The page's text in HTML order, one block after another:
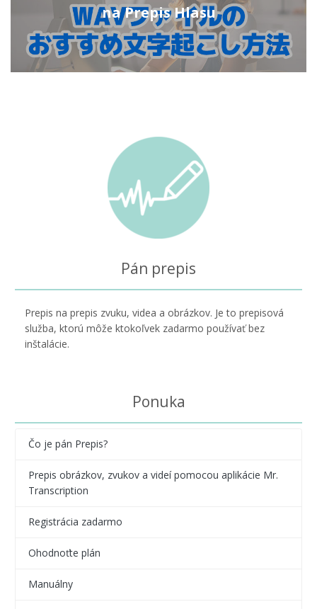
na Prepis Hlasu
Pán prepis
Prepis na prepis zvuku, videa a obrázkov. Je to prepisová
služba, ktorú môže ktokoľvek zadarmo používať bez
inštalácie.
Ponuka
Čo je pán Prepis?
Prepis obrázkov, zvukov a videí pomocou aplikácie Mr.
Transcription
Registrácia zadarmo
Ohodnoťte plán
Manuálny